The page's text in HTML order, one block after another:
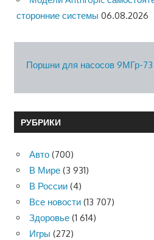
сторонние системы 06.08.2026
Поршни для насосов 9МГр-73
РУБРИКИ
Авто (700)
В Мире (3 931)
В России (4)
Все новости (13 707)
Здоровье (1 614)
Игры (272)